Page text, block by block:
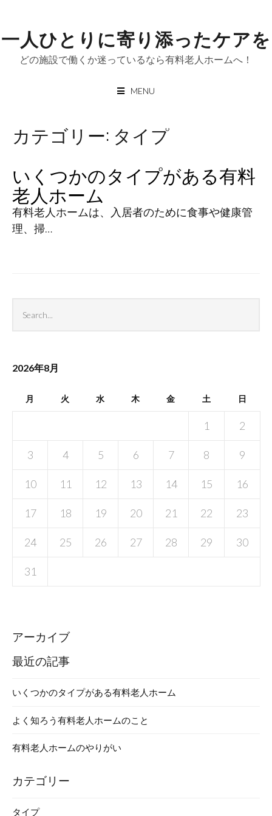
content
一人ひとりに寄り添ったケアを
どの施設で働くか迷っているなら有料老人ホームへ！
MENU
カテゴリー: タイプ
いくつかのタイプがある有料
老人ホーム
有料老人ホームは、入居者のために食事や健康管
理、掃…
archives
2026年8月
月 火 水 木 金 土 日
1 2
3 4 5 6 7 8 9
10 11 12 13 14 15 16
17 18 19 20 21 22 23
24 25 26 27 28 29 30
31
アーカイブ
最近の記事
いくつかのタイプがある有料老人ホーム
よく知ろう有料老人ホームのこと
有料老人ホームのやりがい
カテゴリー
タイプ